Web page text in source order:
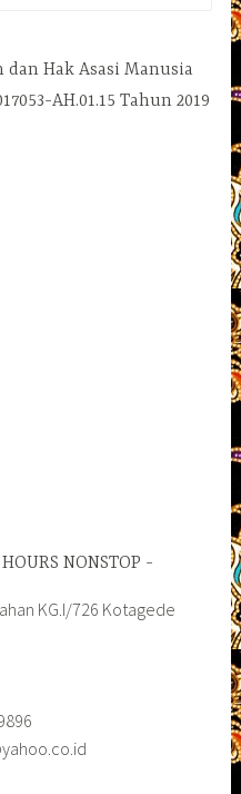
Hak Asasi Manusia
AH.01.15 Tahun 2019
NONSTOP
KG.I/726 Kotagede